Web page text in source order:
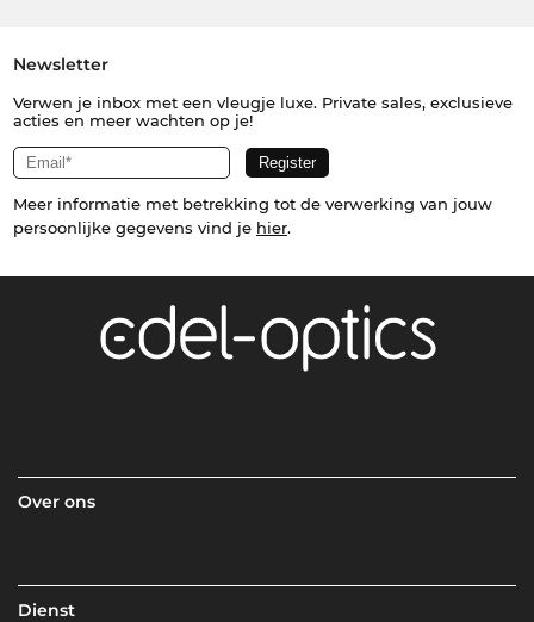
Newsletter
Verwen je inbox met een vleugje luxe. Private sales, exclusieve
acties en meer wachten op je!
Meer informatie met betrekking tot de verwerking van jouw
persoonlijke gegevens vind je hier.
Over ons
Dienst